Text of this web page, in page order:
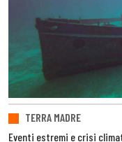
TERRA MADRE
Eventi estremi e crisi